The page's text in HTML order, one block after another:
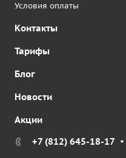
Условия оплаты
Контакты
Тарифы
Блог
Новости
Акции
+7 (812) 645-18-17